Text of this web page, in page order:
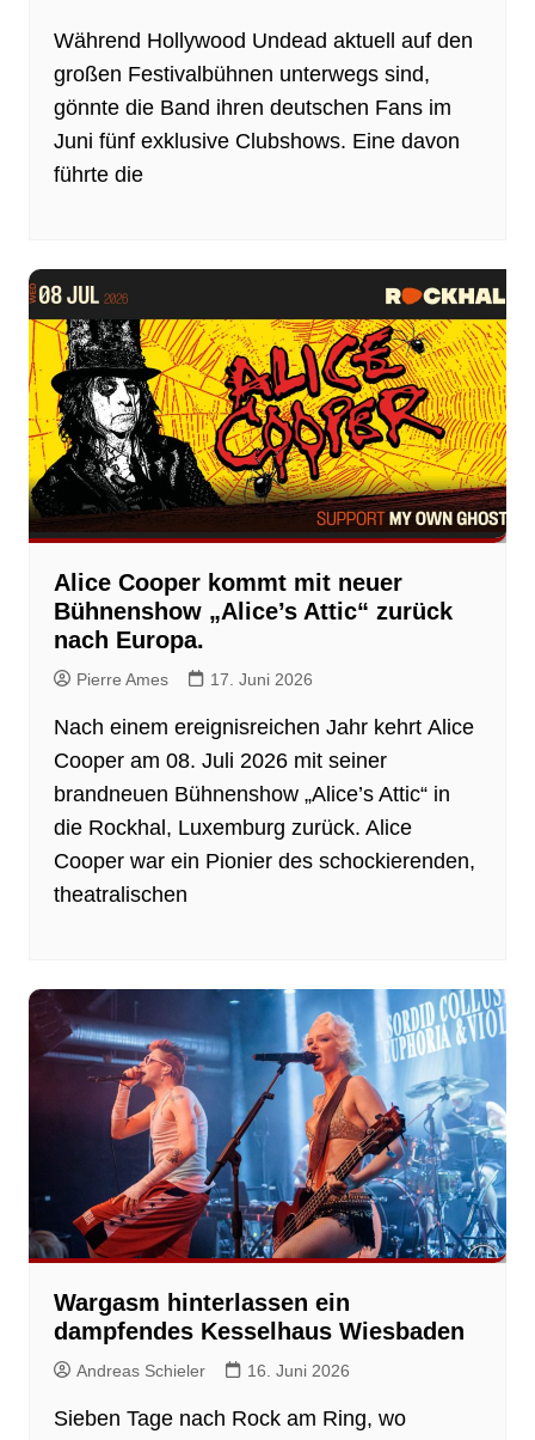
Während Hollywood Undead aktuell auf den
großen Festivalbühnen unterwegs sind,
gönnte die Band ihren deutschen Fans im
Juni fünf exklusive Clubshows. Eine davon
führte die
Alice Cooper kommt mit neuer
Bühnenshow „Alice’s Attic“ zurück
nach Europa.
Pierre Ames 17. Juni 2026
Nach einem ereignisreichen Jahr kehrt Alice
Cooper am 08. Juli 2026 mit seiner
brandneuen Bühnenshow „Alice’s Attic“ in
die Rockhal, Luxemburg zurück. Alice
Cooper war ein Pionier des schockierenden,
theatralischen
Wargasm hinterlassen ein
dampfendes Kesselhaus Wiesbaden
Andreas Schieler 16. Juni 2026
Sieben Tage nach Rock am Ring, wo